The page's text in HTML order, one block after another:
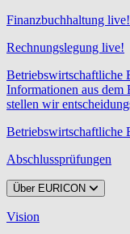
Finanzbuchhaltung live!
Rechnungslegung live!
Betriebswirtschaftliche
Informationen aus dem
stellen wir
Betriebswirtschaftliche
Abschlussprüfungen
Über EURICON
Vision